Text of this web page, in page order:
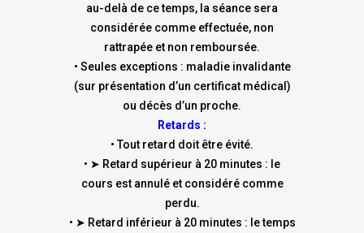
au-delà de ce temps, la séance sera
considérée comme effectuée, non
rattrapée et non remboursée.
• Seules exceptions : maladie invalidante
(sur présentation d’un certificat médical)
ou décès d’un proche.
Retards :
• Tout retard doit être évité.
• ➤ Retard supérieur à 20 minutes : le
cours est annulé et considéré comme
perdu.
• ➤ Retard inférieur à 20 minutes : le temps